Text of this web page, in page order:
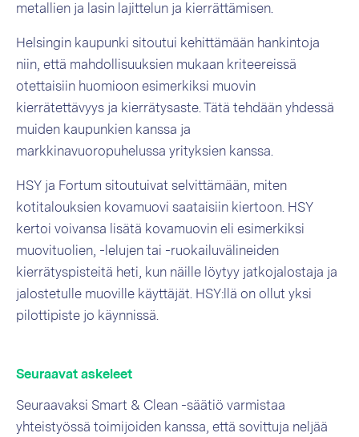
metallien ja lasin lajittelun ja kierrättämisen.
Helsingin kaupunki sitoutui kehittämään hankintoja
niin, että mahdollisuuksien mukaan kriteereissä
otettaisiin huomioon esimerkiksi muovin
kierrätettävyys ja kierrätysaste. Tätä tehdään yhdessä
muiden kaupunkien kanssa ja
markkinavuoropuhelussa yrityksien kanssa.
HSY ja Fortum sitoutuivat selvittämään, miten
kotitalouksien kovamuovi saataisiin kiertoon. HSY
kertoi voivansa lisätä kovamuovin eli esimerkiksi
muovituolien, -lelujen tai -ruokailuvälineiden
kierrätyspisteitä heti, kun näille löytyy jatkojalostaja ja
jalostetulle muoville käyttäjät. HSY:llä on ollut yksi
pilottipiste jo käynnissä.
Seuraavat askeleet
Seuraavaksi Smart & Clean -säätiö varmistaa
yhteistyössä toimijoiden kanssa, että sovittuja neljää